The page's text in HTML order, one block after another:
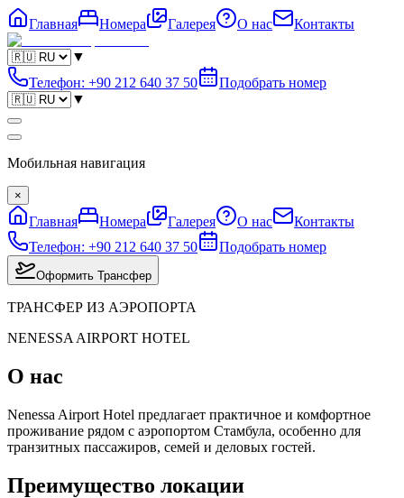
Главная Номера Галерея О нас Контакты
▼
Телефон: +90 212 640 37 50
Подобрать номер
▼
Мобильная навигация
×
Главная Номера Галерея О нас
Контакты
Телефон: +90 212 640 37 50 Подобрать номер
Оформить Трансфер
ТРАНСФЕР ИЗ АЭРОПОРТА
NENESSA AIRPORT HOTEL
О нас
Nenessa Airport Hotel предлагает практичное и комфортное
проживание рядом с аэропортом Стамбула, особенно для
транзитных пассажиров, семей и деловых гостей.
Преимущество локации